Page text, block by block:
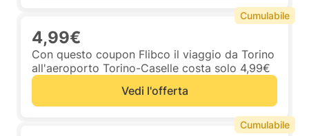
4,99€
Con questo coupon Flibco il viaggio da Torino
all'aeroporto Torino-Caselle costa solo 4,99€
Vedi l'offerta
Cumulabile
Cumulabile